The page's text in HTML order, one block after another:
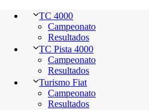
TC 4000
Campeonato
Resultados
TC Pista 4000
Campeonato
Resultados
Turismo Fiat
Campeonato
Resultados